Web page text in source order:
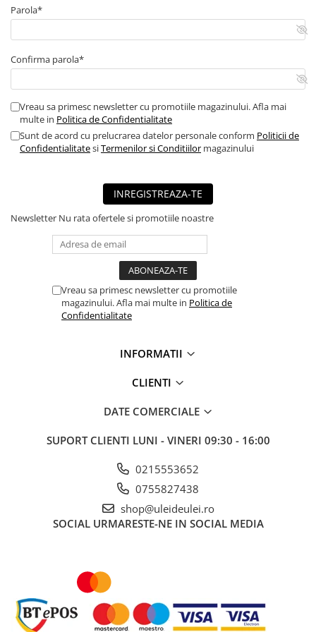
■ Mobilier service
■ Scule de mana
■ Vulcanizare
■ Sistem AC
■ Bancuri de scule
► Ulei motor autoturisme
■ Ulei motor LIQUI MOLY
■ Ulei motor CASTROL
■ Ulei motor MOBIL
■ Ulei motor MOTUL
■ Ulei motor VALVOLINE
■ Ulei motor ROWE
■ Ulei motor KROSS
■ Ulei motor OEM
Ulei motor DACIA
Ulei motor RENAULT
Parola*
Confirma parola*
Vreau sa primesc newsletter cu promotiile magazinului. Afla mai
multe in Politica de Confidentialitate
Sunt de acord cu prelucrarea datelor personale conform Politicii de
ConfidentialitatesiTermenilor si Conditiilor magazinului
INREGISTREAZA-TE
Newsletter Nu rata ofertele si promotiile noastre
Vreau sa primesc newsletter cu promotiile
magazinului. Afla mai multe in Politica de
Confidentialitate
INFORMATII
CLIENTI
DATE COMERCIALE
SUPORT CLIENTI LUNI - VINERI 09:30 - 16:00
0215553652
0755827438
shop@uleideulei.ro
SOCIAL URMARESTE-NE IN SOCIAL MEDIA